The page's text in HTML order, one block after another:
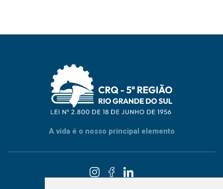
A vida é o nosso principal elemento